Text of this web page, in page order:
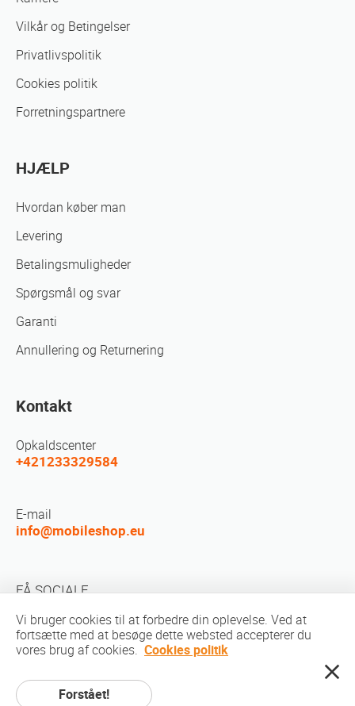
Vilkår og Betingelser
Privatlivspolitik
Cookies politik
Forretningspartnere
HJÆLP
Hvordan køber man
Levering
Betalingsmuligheder
Spørgsmål og svar
Garanti
Annullering og Returnering
Kontakt
Opkaldscenter
+421233329584
E-mail
info@mobileshop.eu
FÅ SOCIALE
ophavsret © 2010-2026 MobileShop.eu. Alle rettigheder forbeholdes. Alle
Vi bruger cookies til at forbedre din oplevelse. Ved at
fortsætte med at besøge dette websted accepterer du
vores brug af cookies. Cookies politik
Forstået!